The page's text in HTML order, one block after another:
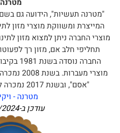
"מטרנה תעשיות", הידועה גם
המייצרת ומשווקת מוצרי מזון
מוצרי החברה ניתן למצוא מזון
תחליפי חלב אם, מזון רך
החברה
"אסם", ובשנת 2017 נמכרה ל"אסם" יתרת הבעלות.
מטרנה -
עודכן ב-